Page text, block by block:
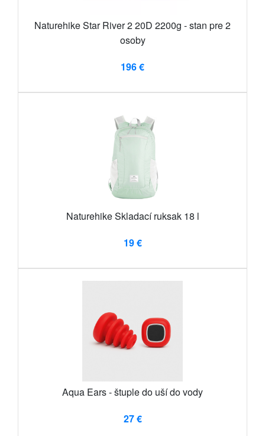
Naturehike Star River 2 20D 2200g - stan pre 2
osoby
196 €
Naturehike Skladací ruksak 18 l
19 €
Aqua Ears - štuple do uší do vody
27 €